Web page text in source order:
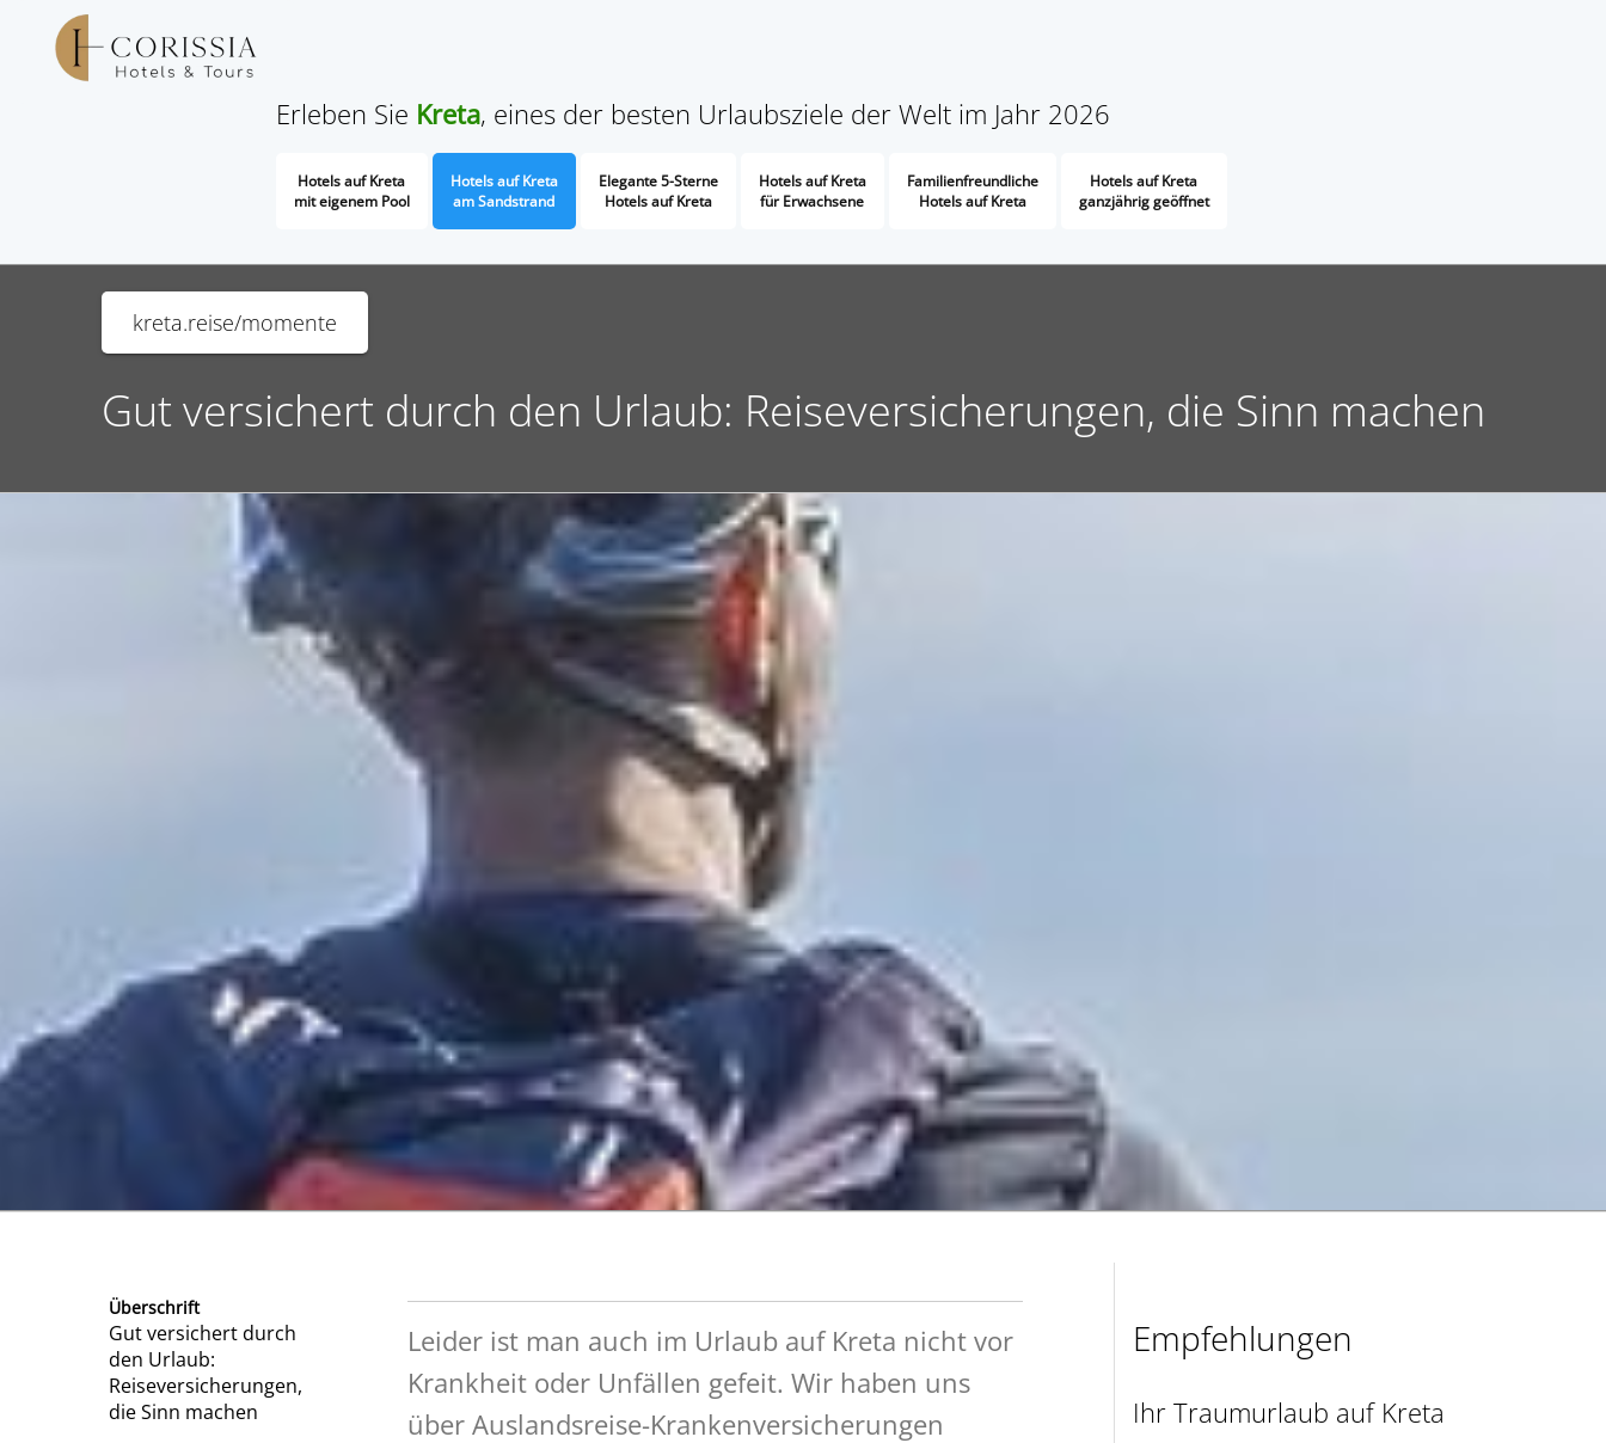
Erleben Sie Kreta, eines der besten Urlaubsziele der Welt im Jahr 2026
Hotels auf Kreta
mit eigenem Pool
Hotels auf Kreta
am Sandstrand
Elegante 5-Sterne
Hotels auf Kreta
Hotels auf Kreta
für Erwachsene
Familienfreundliche
Hotels auf Kreta
Hotels auf Kreta
ganzjährig geöffnet
kreta.reise/momente
Gut versichert durch den Urlaub: Reiseversicherungen, die Sinn machen
Überschrift
Gut versichert durch
den Urlaub:
Reiseversicherungen,
die Sinn machen
Leider ist man auch im Urlaub auf Kreta nicht vor
Krankheit oder Unfällen gefeit. Wir haben uns
über Auslandsreise-Krankenversicherungen
Empfehlungen
Ihr Traumurlaub auf Kreta